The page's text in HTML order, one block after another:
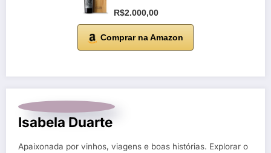
R$2.000,00
Comprar na Amazon
Isabela Duarte
Apaixonada por vinhos, viagens e boas histórias. Explorar o